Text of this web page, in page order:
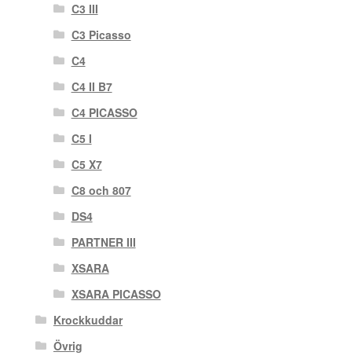
C3 III
C3 Picasso
C4
C4 II B7
C4 PICASSO
C5 I
C5 X7
C8 och 807
DS4
PARTNER III
XSARA
XSARA PICASSO
Krockkuddar
Övrig